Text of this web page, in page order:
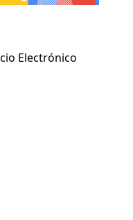
Electrónico